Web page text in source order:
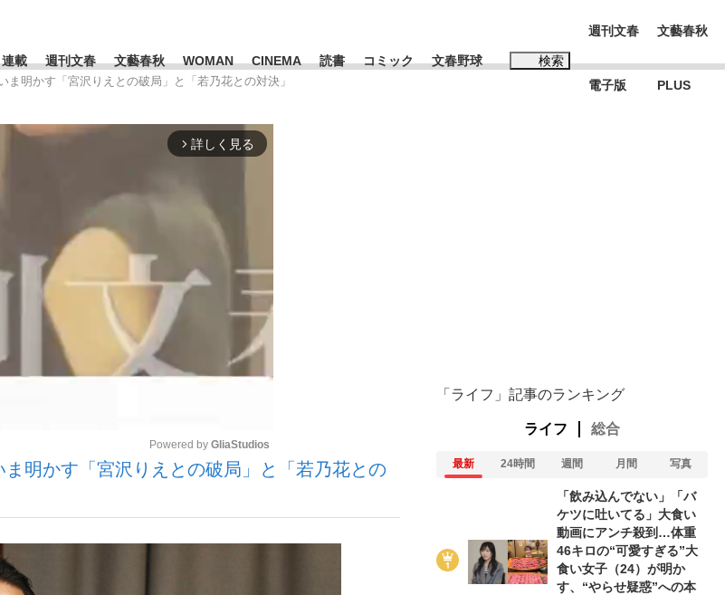
表監督に... 「最悪の空気のまま解散」WBC日本代表“敗戦”の真実 選手が明かす...
“NPB聞... 「クマが悪者扱いされているのが悲しい」『北の国から』倉本聰氏（91...
いまさら聞けない資産運用のすべて
連載 週刊文春 文藝春秋 WOMAN CINEMA 読書 コミック 文春野球 検索
#城彰二
週刊文春
電子版
文藝春秋
PLUS
明かす「宮沢りえとの破局」と「若乃花との対決」
arrow_forward_ios 詳しく見る
Powered by GliaStudios
明かす「宮沢りえとの破局」と「若乃花との
「ライフ」記事のランキング
ライフ 総合
最新 24時間 週間 月間 写真
「飲み込んでない」「バ
ケツに吐いてる」大食い
動画にアンチ殺到…体重
46キロの“可愛すぎる”大
食い女子（24）が明か
す、“やらせ疑惑”への本